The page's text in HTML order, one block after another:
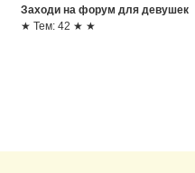
Заходи на форум для девушек
★ Тем: 42 ★ ★